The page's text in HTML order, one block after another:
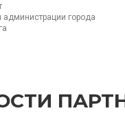
администрации города